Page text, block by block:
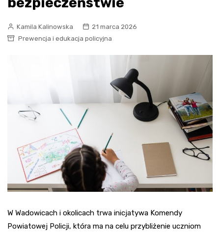
Kamila Kalinowska
21 marca 2026
Prewencja i edukacja policyjna
W Wadowicach i okolicach trwa inicjatywa Komendy
Powiatowej Policji, która ma na celu przybliżenie uczniom